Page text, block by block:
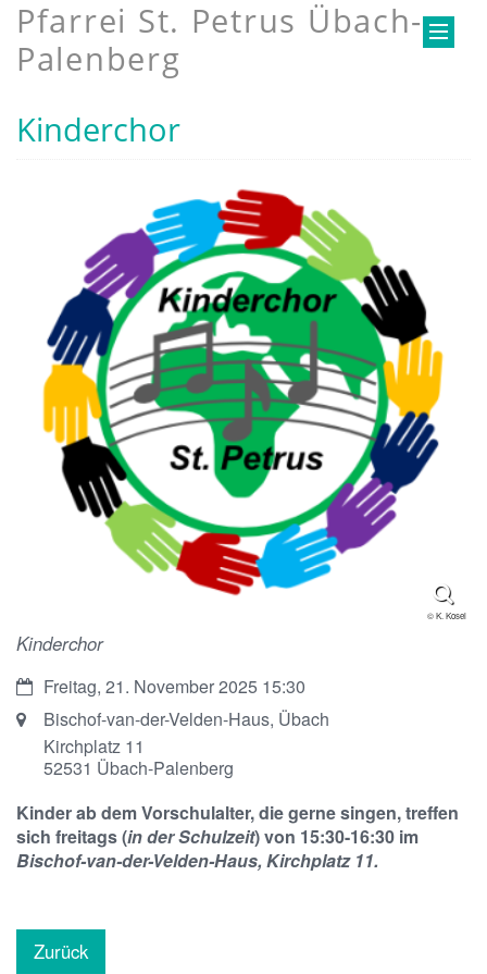
Pfarrei St. Petrus Übach-
Palenberg
Kinderchor
© K. Kosel
Kinderchor
Datum:Freitag, 21. November 2025 15:30
Ort: Bischof-van-der-Velden-Haus, Übach
Kirchplatz 11
52531 Übach-Palenberg
Kinder ab dem Vorschulalter, die gerne singen, treffen
sich freitags (in der Schulzeit) von 15:30-16:30 im
Bischof-van-der-Velden-Haus, Kirchplatz 11.
Zurück